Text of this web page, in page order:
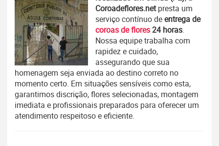
Coroadeflores.netpresta um
serviço contínuo deentrega de
coroas de flores24 horas.
Nossa equipe trabalha com
rapidez e cuidado,
assegurando que sua
homenagem seja enviada ao destino correto no
momento certo. Em situações sensíveis como esta,
garantimos discrição, flores selecionadas, montagem
imediata e profissionais preparados para oferecer um
atendimento respeitoso e eficiente.